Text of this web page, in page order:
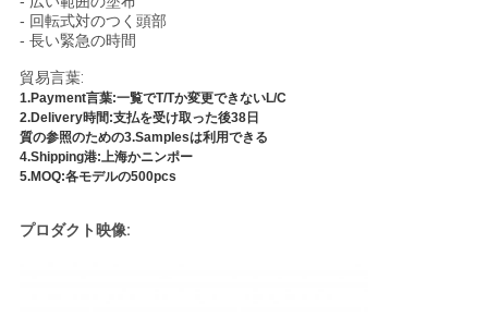
- 回転式対のつく頭部
- 長い緊急の時間
貿易言葉:
1.Payment言葉:一覧でT/Tか変更できないL/C
2.Delivery時間:支払を受け取った後38日
質の参照のための3.Samplesは利用できる
4.Shipping港:上海かニンポー
5.MOQ:各モデルの500pcs
プロダクト映像: